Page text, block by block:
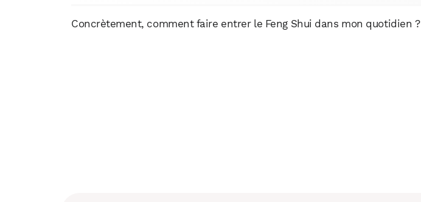
Concrètement, comment faire entrer le Feng Shui dans mon quotidien ?